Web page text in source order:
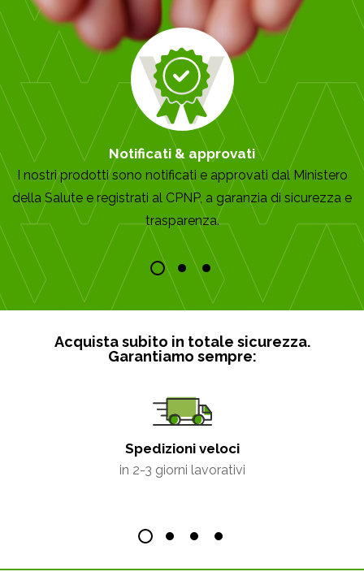
Notificati & approvati
I nostri prodotti sono notificati e approvati dal Ministero
della Salute e registrati al CPNP, a garanzia di sicurezza e
trasparenza.
Acquista subito in totale sicurezza.
Garantiamo sempre:
Spedizioni veloci
in 2-3 giorni lavorativi